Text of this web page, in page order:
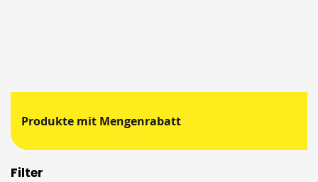
Produkte mit Mengenrabatt
Filter